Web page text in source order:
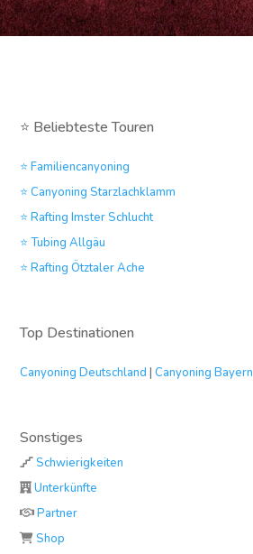
⭐ Beliebteste Touren
⭐ Familiencanyoning
⭐ Canyoning Starzlachklamm
⭐ Rafting Imster Schlucht
⭐ Tubing Allgäu
⭐ Rafting Ötztaler Ache
Top Destinationen
Canyoning Deutschland | Canyoning Bayern
Sonstiges
Schwierigkeiten
Unterkünfte
Partner
Shop